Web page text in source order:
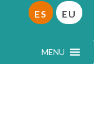
MENU
ES EU